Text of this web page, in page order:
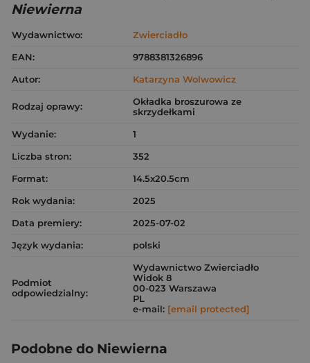
Niewierna
Wydawnictwo:
Zwierciadło
EAN:
9788381326896
Autor:
Katarzyna Wolwowicz
Rodzaj oprawy:
Okładka broszurowa ze
skrzydełkami
Wydanie:
1
Liczba stron:
352
Format:
14.5x20.5cm
Rok wydania:
2025
Data premiery:
2025-07-02
Język wydania:
polski
Podmiot
odpowiedzialny:
Wydawnictwo Zwierciadło
Widok 8
00-023 Warszawa
PL
e-mail: [email protected]
Podobne do Niewierna